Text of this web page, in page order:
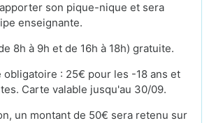
son pique-nique et sera
enseignante.
8h à 9h et de 16h à 18h) gratuite.
obligatoire : 25€ pour les -18 ans et
Carte valable jusqu'au 30/09.
un montant de 50€ sera retenu sur